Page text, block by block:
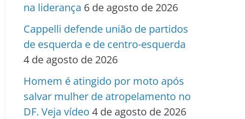
na liderança 6 de agosto de 2026
Cappelli defende união de partidos
de esquerda e de centro-esquerda
4 de agosto de 2026
Homem é atingido por moto após
salvar mulher de atropelamento no
DF. Veja vídeo 4 de agosto de 2026